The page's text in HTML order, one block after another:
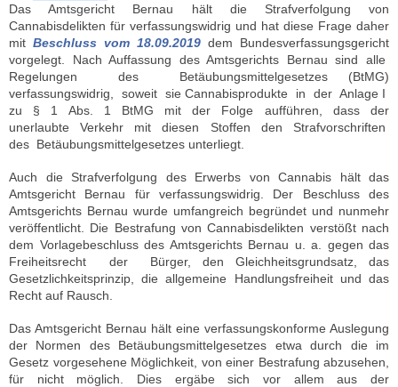
Das Amtsgericht Bernau hält die Strafverfolgung von
Cannabisdelikten für verfassungswidrig und hat diese Frage daher
mit Beschluss vom 18.09.2019 dem Bundesverfassungsgericht
vorgelegt. Nach Auffassung des Amtsgerichts Bernau sind alle
Regelungen des Betäubungsmittelgesetzes (BtMG)
verfassungswidrig, soweit sie Cannabisprodukte in der Anlage I
zu § 1 Abs. 1 BtMG mit der Folge aufführen, dass der
unerlaubte Verkehr mit diesen Stoffen den Strafvorschriften
des Betäubungsmittelgesetzes unterliegt.
Auch die Strafverfolgung des Erwerbs von Cannabis hält das
Amtsgericht Bernau für verfassungswidrig. Der Beschluss des
Amtsgerichts Bernau wurde umfangreich begründet und nunmehr
veröffentlicht. Die Bestrafung von Cannabisdelikten verstößt nach
dem Vorlagebeschluss des Amtsgerichts Bernau u. a. gegen das
Freiheitsrecht der Bürger, den Gleichheitsgrundsatz, das
Gesetzlichkeitsprinzip, die allgemeine Handlungsfreiheit und das
Recht auf Rausch.
Das Amtsgericht Bernau hält eine verfassungskonforme Auslegung
der Normen des Betäubungsmittelgesetzes etwa durch die im
Gesetz vorgesehene Möglichkeit, von einer Bestrafung abzusehen,
für nicht möglich. Dies ergäbe sich vor allem aus der